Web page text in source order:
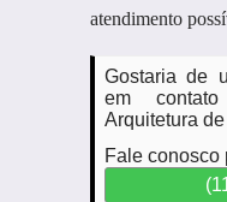
atendimento
Gostaria de
em
Arquitetura
Fale conosco